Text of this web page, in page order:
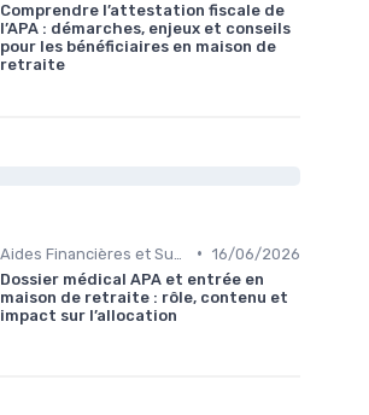
Comprendre l’attestation fiscale de
l’APA : démarches, enjeux et conseils
pour les bénéficiaires en maison de
retraite
• 16/06/2026
Dossier médical APA et entrée en
maison de retraite : rôle, contenu et
impact sur l’allocation